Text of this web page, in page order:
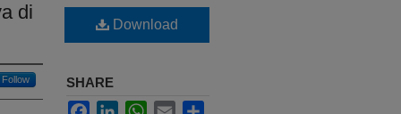
di
Follow
Download
SHARE
FacebookLinkedInWhatsApp
Email